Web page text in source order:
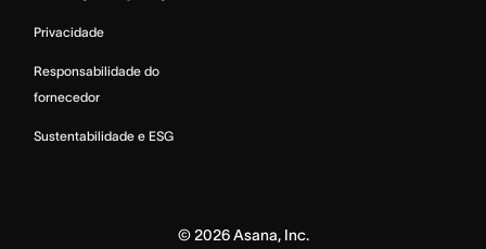
Privacidade
Responsabilidade do
fornecedor
Sustentabilidade e ESG
© 2026Asana, Inc.